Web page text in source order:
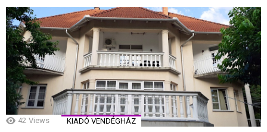
42 Views KIADÓ VENDÉGHÁZ